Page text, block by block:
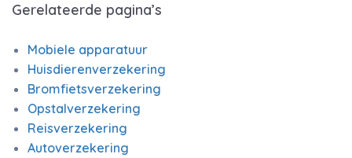
Gerelateerde pagina’s
Mobiele apparatuur
Huisdierenverzekering
Bromfietsverzekering
Opstalverzekering
Reisverzekering
Autoverzekering